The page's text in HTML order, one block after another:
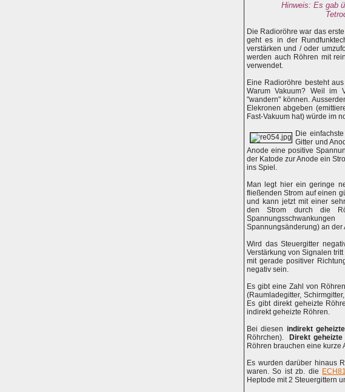
Hinweis: Es gab
Die Radioröhre war das
geht es in der
verstärken und / oder
werden auch Röhren mit
verwendet.
Eine Radioröhre besteht
Warum Vakuum? Weil im
"wandern" können.
Elekronen abgeben
Fast-Vakuum hat) würde im
Die
Gitter und
Anode eine positive
der Katode zur Anode ein
ins Spiel.
Man legt hier ein geringe
fließenden Strom auf einen
und kann jetzt mit einer
den Strom durch die
Spannungsänderung) an der
Wird das Steuergitter
Verstärkung von Signalen
mit gerade positiver
negativ sein.
Es gibt eine Zahl von
(Raumladegitter,
Es gibt direkt geheizte
indirekt geheizte Röhren.
Bei diesen indirekt
Röhrchen).
Direkt geheizte
Röhren brauchen eine kurze
Es wurden darüber hinaus
waren. So ist zb. die ECH81
Heptode mit 2 Steuergittern